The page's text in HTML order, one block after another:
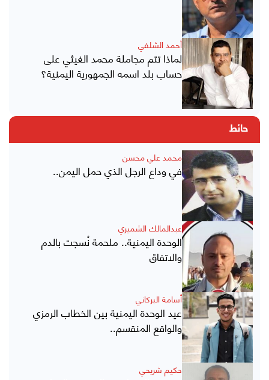
أحمد الشلفي
لماذا تتم مجاملة محمد الغيثي على
حساب بلد اسمه الجمهورية اليمنية؟
حائط
محمد علي محسن
في وداع الرجل الذي حمل اليمن..
عبدالمالك الشميري
الوحدة اليمنية.. ملحمة نُسجت بالدم
والاتفاق
أسامة البركاني
عيد الوحدة اليمنية بين الخطاب الرمزي
والواقع المنقسم..
حكيم شريحي